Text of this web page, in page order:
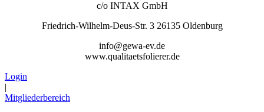
c/o INTAX GmbH
Friedrich-Wilhelm-Deus-Str. 3 26135 Oldenburg
info@gewa-ev.de
www.qualitaetsfolierer.de
Login
|
Mitgliederbereich